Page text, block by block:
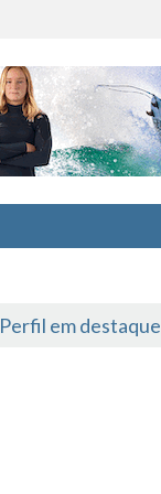
Perfil em destaque